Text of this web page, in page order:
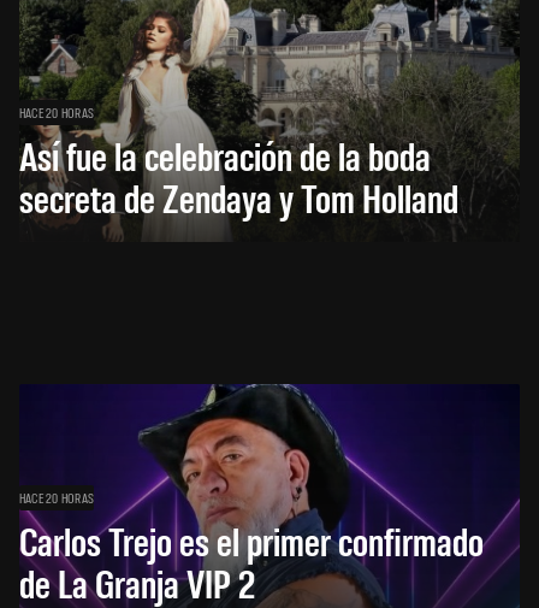
HACE 20 HORAS
Así fue la celebración de la boda
secreta de Zendaya y Tom Holland
HACE 20 HORAS
Carlos Trejo es el primer confirmado
de La Granja VIP 2